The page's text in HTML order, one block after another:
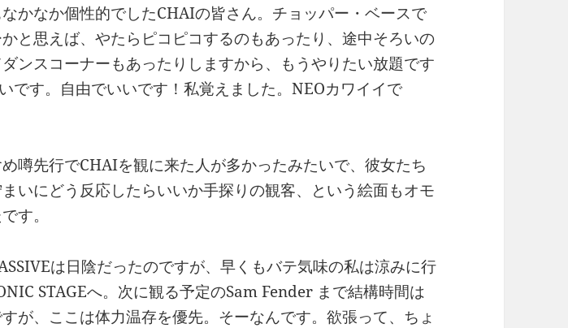
なかなか個性的でしたCHAIの皆さん。チョッパー・ベースで
と思えば、やたらピコピコするのもあったり、途中そろいの
ンスコーナーもあったりしますから、もうやりたい放題です
です。自由でいいです！私覚えました。NEOカワイイで
噂先行でCHAIを観に来た人が多かったみたいで、彼女たち
いにどう反応したらいいか手探りの観客、という絵面もオモ
す。
は日陰だったのですが、早くもバテ気味の私は涼みに行
STAGEへ。次に観る予定のSam Fender まで結構時間は
が、ここは体力温存を優先。そーなんです。欲張って、ちょ